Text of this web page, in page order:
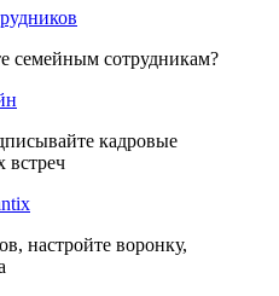
семейным сотрудникам?
кадровые
встреч
настройте воронку,